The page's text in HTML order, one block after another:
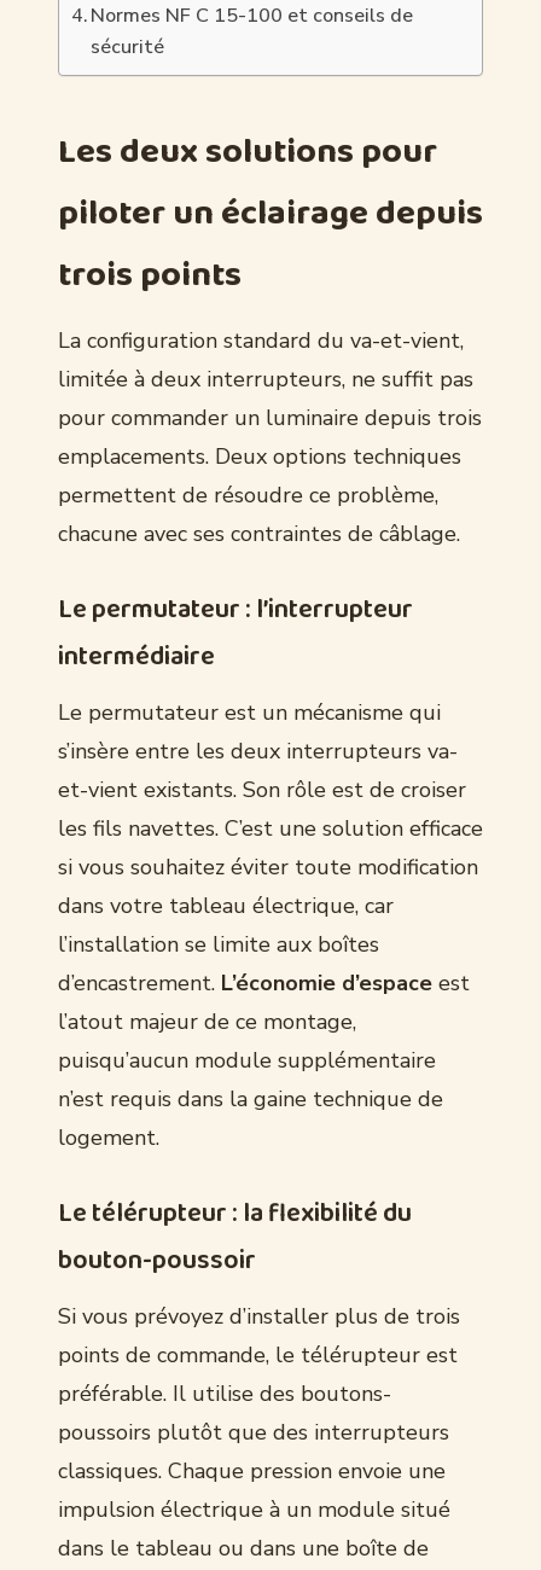
Normes NF C 15-100 et conseils de
sécurité
Les deux solutions pour
piloter un éclairage depuis
trois points
La configuration standard du va-et-vient,
limitée à deux interrupteurs, ne suffit pas
pour commander un luminaire depuis trois
emplacements. Deux options techniques
permettent de résoudre ce problème,
chacune avec ses contraintes de câblage.
Le permutateur : l’interrupteur
intermédiaire
Le permutateur est un mécanisme qui
s’insère entre les deux interrupteurs va-
et-vient existants. Son rôle est de croiser
les fils navettes. C’est une solution efficace
si vous souhaitez éviter toute modification
dans votre tableau électrique, car
l’installation se limite aux boîtes
d’encastrement. L’économie d’espace est
l’atout majeur de ce montage,
puisqu’aucun module supplémentaire
n’est requis dans la gaine technique de
logement.
Le télérupteur : la flexibilité du
bouton-poussoir
Si vous prévoyez d’installer plus de trois
points de commande, le télérupteur est
préférable. Il utilise des boutons-
poussoirs plutôt que des interrupteurs
classiques. Chaque pression envoie une
impulsion électrique à un module situé
dans le tableau ou dans une boîte de